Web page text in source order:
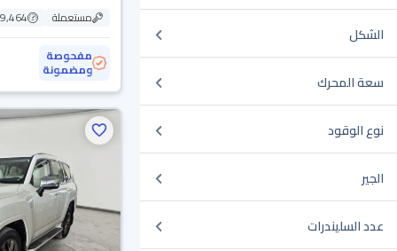
الشكل
سعة المحرك
نوع الوقود
الجير
عدد السليندرات
مستعملة
99,464
مفحوصة
ومضمونة